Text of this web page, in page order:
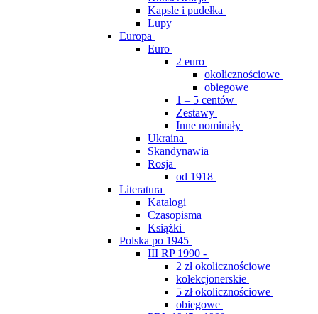
Kapsle i pudełka
Lupy
Europa
Euro
2 euro
okolicznościowe
obiegowe
1 – 5 centów
Zestawy
Inne nominały
Ukraina
Skandynawia
Rosja
od 1918
Literatura
Katalogi
Czasopisma
Książki
Polska po 1945
III RP 1990 -
2 zł okolicznościowe
kolekcjonerskie
5 zł okolicznościowe
obiegowe